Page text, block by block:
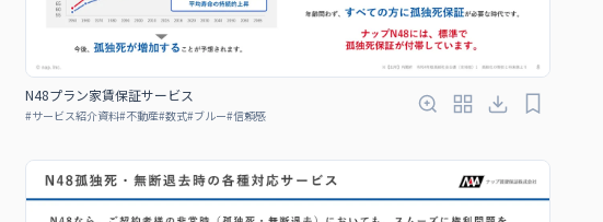
N48プラン家賃保証サービス
#サービス紹介資料#不動産#数式#ブルー#信頼感